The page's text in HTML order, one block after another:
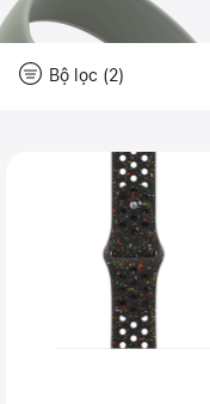
Bộ lọc (2)